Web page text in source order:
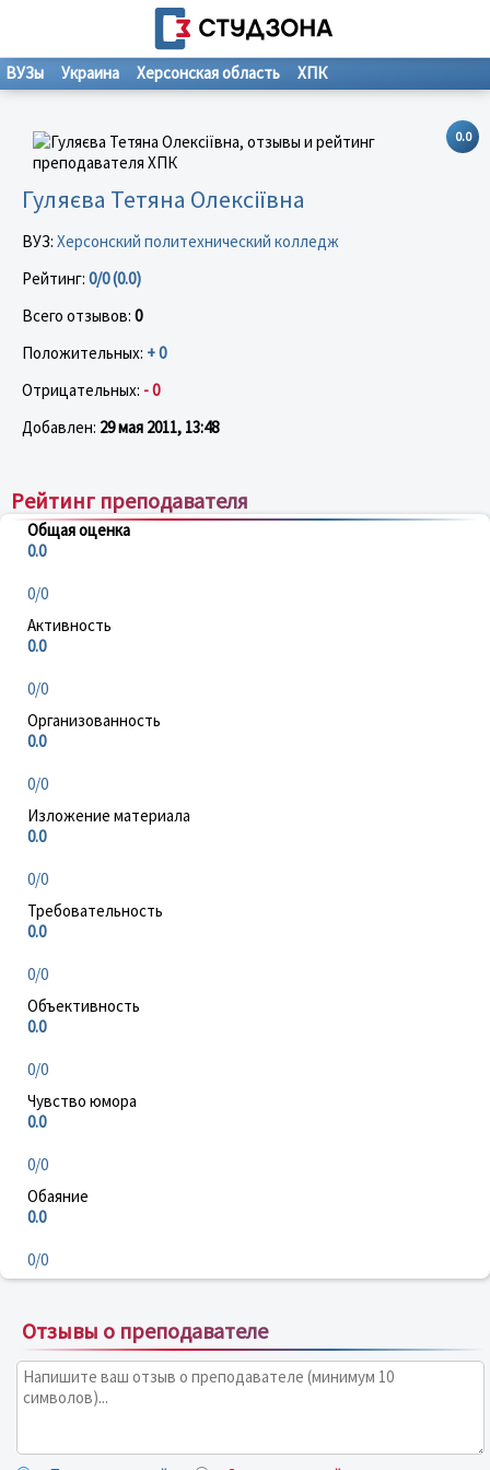
ВУЗы Украина Херсонская область ХПК
0.0
Гуляєва Тетяна Олексіївна
ВУЗ: Херсонский политехнический колледж
Рейтинг: 0/0 (0.0)
Всего отзывов: 0
Положительных: + 0
Отрицательных: - 0
Добавлен: 29 мая 2011, 13:48
Рейтинг преподавателя
Общая оценка
0.0
0/0
Активность
0.0
0/0
Организованность
0.0
0/0
Изложение материала
0.0
0/0
Требовательность
0.0
0/0
Объективность
0.0
0/0
Чувство юмора
0.0
0/0
Обаяние
0.0
0/0
Отзывы о преподавателе